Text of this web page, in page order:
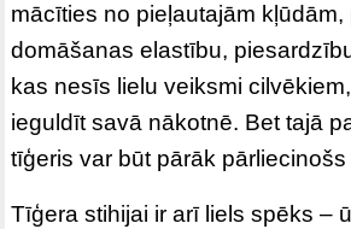
mācīties no pieļautajām kļūdām,
domāšanas elastību,
kas nesīs lielu veiksmi
ieguldīt savā nākotnē. Bet tajā
tīģeris var būt pārāk
Tīģera stihijai ir arī liels spēks –